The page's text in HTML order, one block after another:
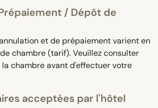
/ Dépôt de
et de prépaiement varient en
chambre (tarif). Veuillez consulter
chambre avant d'effectuer votre
acceptées par l'hôtel